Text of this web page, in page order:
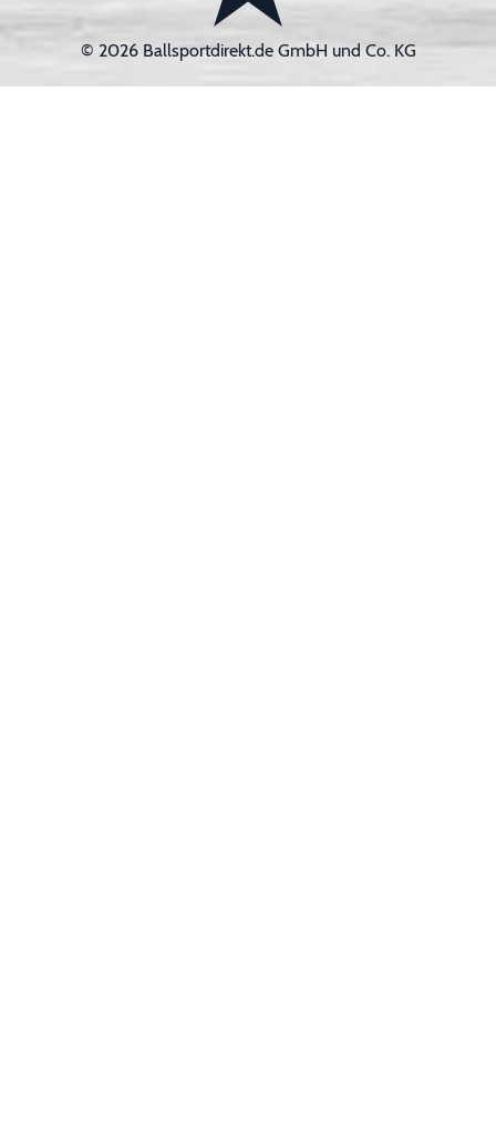
© 2026 Ballsportdirekt.de GmbH und Co. KG